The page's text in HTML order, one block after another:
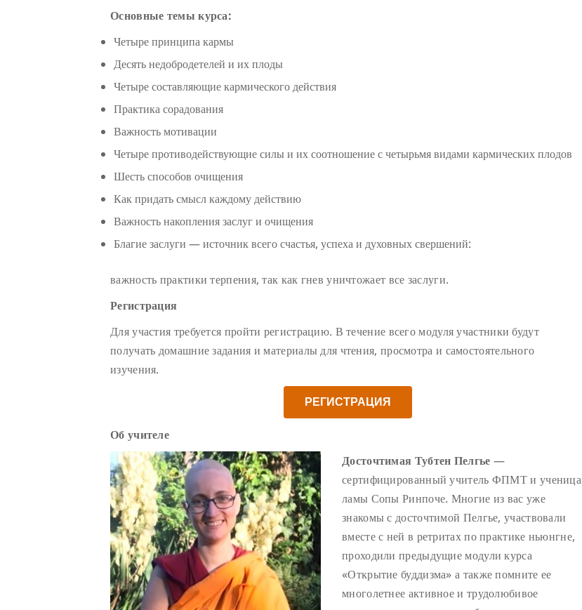
Основные темы курса:
Четыре принципа кармы
Десять недобродетелей и их плоды
Четыре составляющие кармического действия
Практика сорадования
Важность мотивации
Четыре противодействующие силы и их соотношение с четырьмя видами кармических плодов
Шесть способов очищения
Как придать смысл каждому действию
Важность накопления заслуг и очищения
Благие заслуги — источник всего счастья, успеха и духовных свершений:
важность практики терпения, так как гнев уничтожает все заслуги.
Регистрация
Для участия требуется пройти регистрацию. В течение всего модуля участники будут
получать домашние задания и материалы для чтения, просмотра и самостоятельного
изучения.
РЕГИСТРАЦИЯ
Об учителе
Досточтимая Тубтен Пелгье —
сертифицированный учитель ФПМТ и ученица
ламы Сопы Ринпоче. Многие из вас уже
знакомы с досточтимой Пелгье, участвовали
вместе с ней в ретритах по практике ньюнгне,
проходили предыдущие модули курса
«Открытие буддизма» а также помните ее
многолетнее активное и трудолюбивое